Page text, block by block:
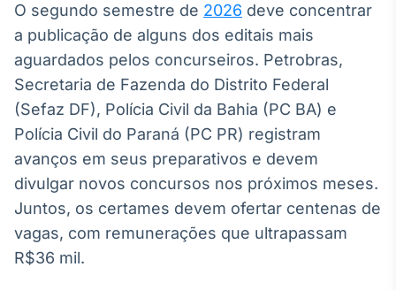
e Conteúdos
Broadcast
Plataforma para
negociação de
ativos
Broadcast
Datafeed
APIs para
integração de
O segundo semestre de 2026 deve concentrar
a publicação de alguns dos editais mais
aguardados pelos concurseiros. Petrobras,
Secretaria de Fazenda do Distrito Federal
(Sefaz DF), Polícia Civil da Bahia (PC BA) e
Polícia Civil do Paraná (PC PR) registram
avanços em seus preparativos e devem
divulgar novos concursos nos próximos meses.
Juntos, os certames devem ofertar centenas de
vagas, com remunerações que ultrapassam
R$36 mil.